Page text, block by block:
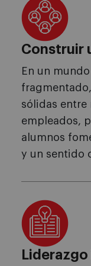
Construir
En un
sólidas entre
empleados,
alumnos
y un sentido